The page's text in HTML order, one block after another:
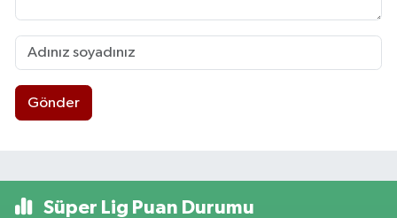
Gönder
Süper Lig Puan Durumu